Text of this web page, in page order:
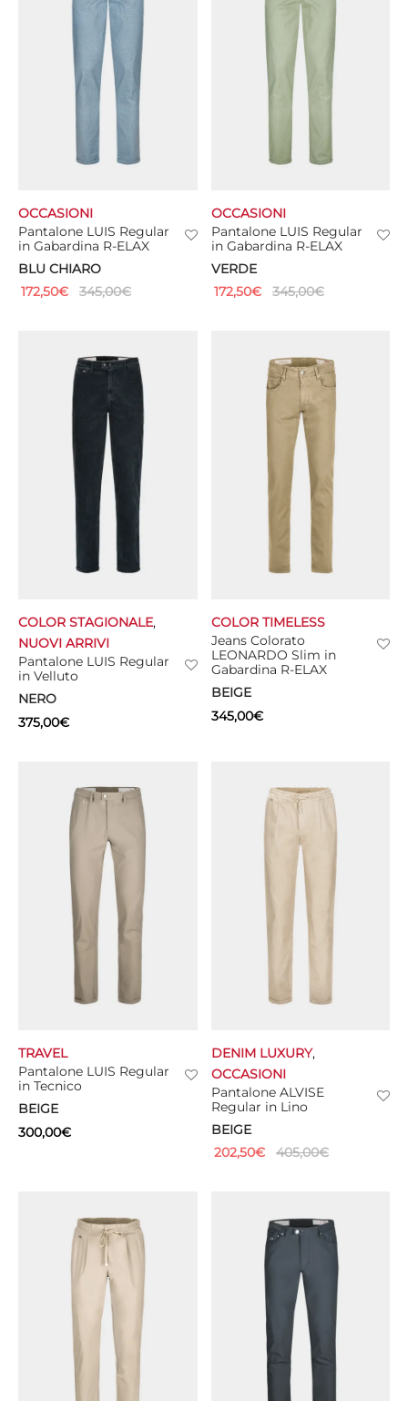
Pantalone LUIS Regular
in Gabardina R-ELAX
BLU CHIARO
OCCASIONI
172,50€ 345,00€
Pantalone LUIS Regular
in Gabardina R-ELAX
VERDE
OCCASIONI
172,50€ 345,00€
Pantalone LUIS Regular
in Velluto
NERO
COLOR STAGIONALE,
NUOVI ARRIVI
375,00€
Jeans Colorato
LEONARDO Slim in
Gabardina R-ELAX
BEIGE
COLOR TIMELESS
345,00€
Pantalone LUIS Regular
in Tecnico
BEIGE
TRAVEL
300,00€
Pantalone ALVISE
Regular in Lino
BEIGE
DENIM LUXURY,
OCCASIONI
202,50€ 405,00€